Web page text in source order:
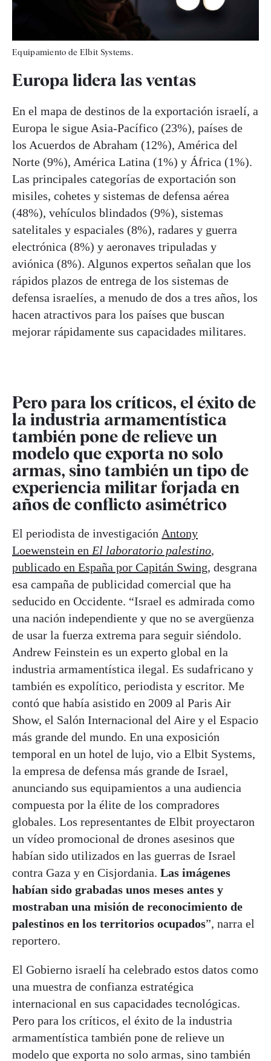
Equipamiento de Elbit Systems.
Europa lidera las ventas
En el mapa de destinos de la exportación israelí, a
Europa le sigue Asia-Pacífico (23%), países de
los Acuerdos de Abraham (12%), América del
Norte (9%), América Latina (1%) y África (1%).
Las principales categorías de exportación son
misiles, cohetes y sistemas de defensa aérea
(48%), vehículos blindados (9%), sistemas
satelitales y espaciales (8%), radares y guerra
electrónica (8%) y aeronaves tripuladas y
aviónica (8%). Algunos expertos señalan que los
rápidos plazos de entrega de los sistemas de
defensa israelíes, a menudo de dos a tres años, los
hacen atractivos para los países que buscan
mejorar rápidamente sus capacidades militares.
Pero para los críticos, el éxito de
la industria armamentística
también pone de relieve un
modelo que exporta no solo
armas, sino también un tipo de
experiencia militar forjada en
años de conflicto asimétrico
El periodista de investigación Antony
Loewenstein en El laboratorio palestino,
publicado en España por Capitán Swing, desgrana
esa campaña de publicidad comercial que ha
seducido en Occidente. “Israel es admirada como
una nación independiente y que no se​ avergüenza
de usar la fuerza extrema para seguir siéndolo.
Andrew Feinstein es un experto global en la
industria armamentística ilegal. Es sudafricano y
también es expolítico, periodista y escritor.​ Me
contó que había asistido en 2009 al Paris Air
Show, el Salón Internacional del Aire y el Espacio
más grande del mundo. En una exposición
temporal en un hotel de lujo, vio a Elbit Systems,
la empresa de defensa más grande de Israel,
anunciando sus equipamientos a una audiencia
compuesta por la élite de los compradores
globales. Los representantes de Elbit proyectaron
un vídeo promocional de drones asesinos que
habían sido utilizados en las guerras de Israel
contra Gaza y en Cisjordania. Las imágenes
habían sido grabadas unos meses antes y
mostraban una misión de reconocimiento de
palestinos en los territorios ocupados”, narra el
reportero.
El Gobierno israelí ha celebrado estos datos como
una muestra de confianza estratégica
internacional en sus capacidades tecnológicas.
Pero para los críticos, el éxito de la industria
armamentística también pone de relieve un
modelo que exporta no solo armas, sino también